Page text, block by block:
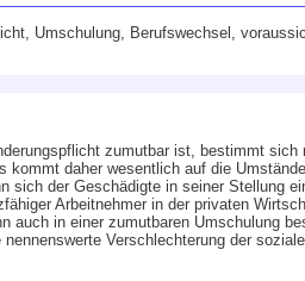
Umschulung, Berufswechsel,
zumutbar ist, bestimmt sich
kommt daher wesentlich auf die
sich der Geschädigte in seiner Stellung
Arbeitnehmer in der privaten
auch in einer zumutbaren Umschulung
Verschlechterung der